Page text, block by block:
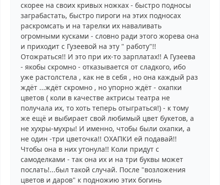
скорее на своих кривых ножках - быстро подносы
заграбастать, быстро пироги на этих подносах
раскромсать и на тарелки их наваливать
огромными кусками - словно ради этого жорева она
и приходит с Гузеевой на эту " работу"!!
Отожраться!! И это при их-то зарплатах!! А Гузеева
- якобы скромно - отказывается от сладкого, ибо
уже растолстела , как не в себя , но она каждый раз
ждёт ...ждёт скромно , но упорно ждёт - охапки
цветов ( коли в качестве актрисы театра не
получала их, то хоть теперь отыграться!) - к тому
же ещё и выбирает свой любимый цвет букетов, а
не хухры-мухры! И именно, чтобы были охапки, а
не один -три цветочка!! ОХАПКИ ей подавай!!
Чтобы она в них утонула!! Коли придут с
самоделками - так она их и на три буквы может
послать!...был такой случай. После "возложения
цветов и даров" к подножию этих богинь